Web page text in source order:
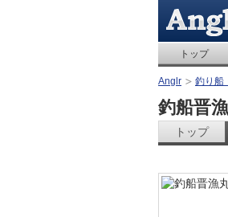
トップ
Anglr 釣り船
釣船晋
トップ